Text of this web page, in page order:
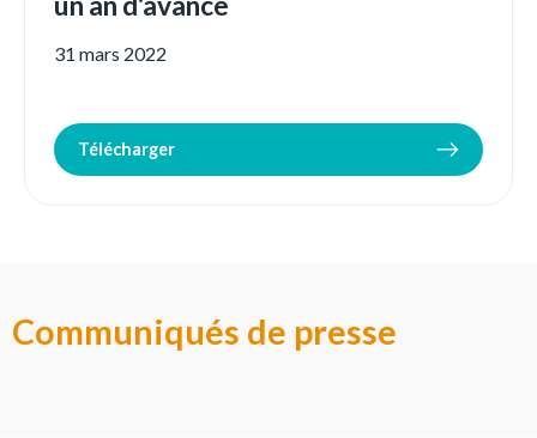
31 mars 2022
Télécharger
Communiqués de presse